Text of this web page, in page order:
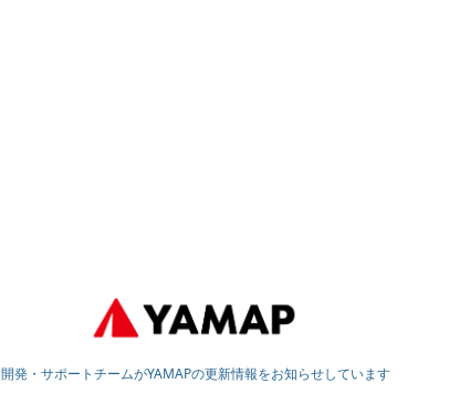
開発・サポートチームがYAMAPの更新情報をお知らせしています